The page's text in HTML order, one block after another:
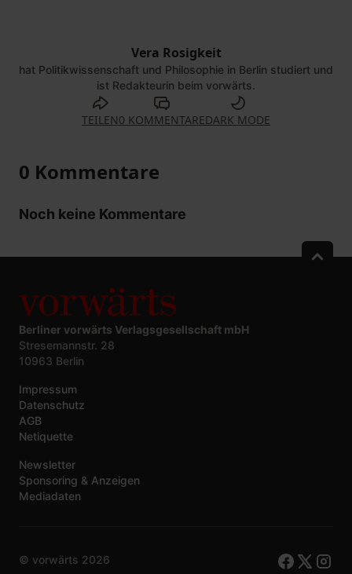
Vera Rosigkeit
hat Politikwissenschaft und Philosophie in Berlin studiert und
ist Redakteurin beim vorwärts.
TEILEN0 KOMMENTAREDARK MODE
0 Kommentare
Noch keine Kommentare
Berliner vorwärts Verlagsgesellschaft mbH
Stresemannstr. 28
10963 Berlin
Impressum
Datenschutz
AGB
Netiquette
Newsletter
Sponsoring & Anzeigen
Mediadaten
© vorwärts 2026